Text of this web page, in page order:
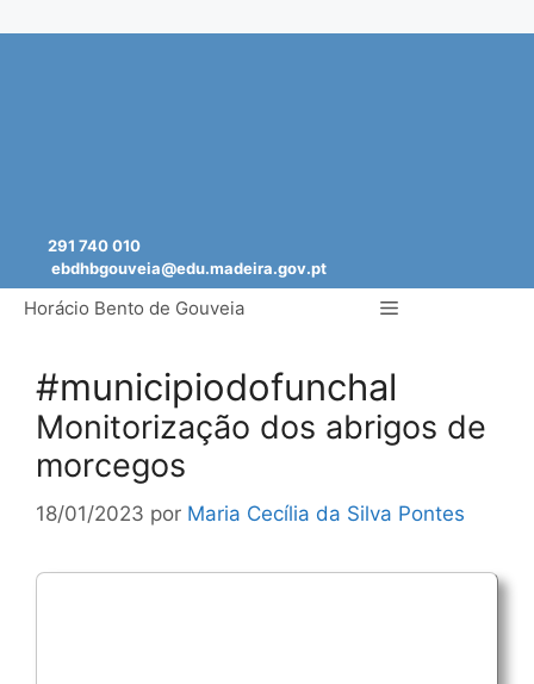
291 740 010
ebdhbgouveia@edu.madeira.gov.pt
Horácio Bento de Gouveia Menu
#municipiodofunchal
Monitorização dos abrigos de
morcegos
18/01/2023 por Maria Cecília da Silva Pontes